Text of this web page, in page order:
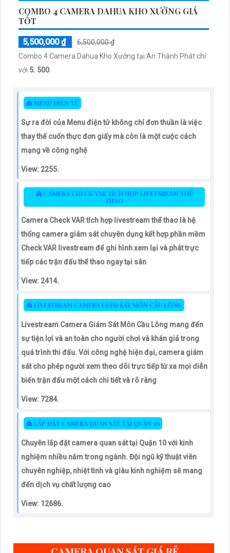
COMBO 4 CAMERA DAHUA KHO XƯỞNG GIÁ
TỐT
5,500,000 ₫
6,500,000 ₫
Combo 4 Camera Dahua Kho Xưởng tại An Thành Phát chỉ
với 5. 500
👸 MENU ĐIỆN TỬ
Sự ra đời của Menu điện tử không chỉ đơn thuần là việc
thay thế cuốn thực đơn giấy mà còn là một cuộc cách
mạng về công nghệ
View: 2255.
👸 CAMERA CHECK VAR TÍCH HỢP LIVETSREAM THỂ
THAO
Camera Check VAR tích hợp livestream thể thao là hệ
thống camera giám sát chuyên dụng kết hợp phần mềm
Check VAR livestream để ghi hình xem lại và phát trực
tiếp các trận đấu thể thao ngay tại sân
View: 2414.
👸 LIVESTREAM CAMERA GIÁM SÁT MÔN CẦU LÔNG
Livestream Camera Giám Sát Môn Cầu Lông mang đến
sự tiện lợi và an toàn cho người chơi và khán giả trong
quá trình thi đấu. Với công nghệ hiện đại, camera giám
sát cho phép người xem theo dõi trực tiếp từ xa mọi diễn
biến trận đấu một cách chi tiết và rõ ràng
View: 7284.
👸 LẮP ĐẶT CAMERA QUAN SÁT TẠI QUẬN 10
Chuyên lắp đặt camera quan sát tại Quận 10 với kinh
nghiệm nhiều năm trong ngành. Đội ngũ kỹ thuật viên
chuyên nghiệp, nhiệt tình và giàu kinh nghiệm sẽ mang
đến dịch vụ chất lượng cao
View: 12686.